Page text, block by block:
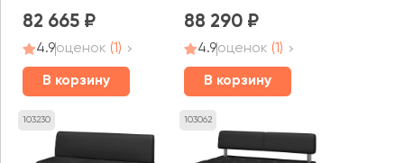
82 665
4.9оценок (1)
В корзину
88 290
4.9оценок (1)
В корзину
103230 103062